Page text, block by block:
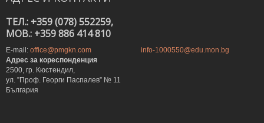
ТЕЛ.: +359 (078) 552259,
MOB.: +359 886 414 810
E-mail: office@pmgkn.com
info-1000550@edu.mon.bg
Адрес за кореспонденция
2500, гр. Кюстендил,
ул. ”Проф. Георги Паспалев” № 11
България